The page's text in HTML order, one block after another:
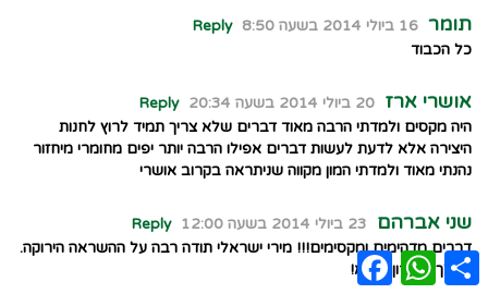
תומר 16 ביולי 2014 בשעה 8:50
Reply
כל הכבוד
אושרי ארז 20 ביולי 2014 בשעה 20:34
Reply
היה מקסים ולמדתי הרבה מאוד דברים שלא צריך תמיד לרוץ לחנות
היצירה אלא לדעת לעשות דברים אפילו הרבה יותר יפים מחומרי מיחזור
נהנתי מאוד ולמדתי המון מקווה שניתראה בקרוב אושרי
שני אברהם 23 ביולי 2014 בשעה 12:00
Reply
דברים מדהימים ומקסימים!!! מירי ישראלי תודה רבה על ההשראה הירוקה.
יש לך כישרון נפלא!Facebook
WhatsAppShare